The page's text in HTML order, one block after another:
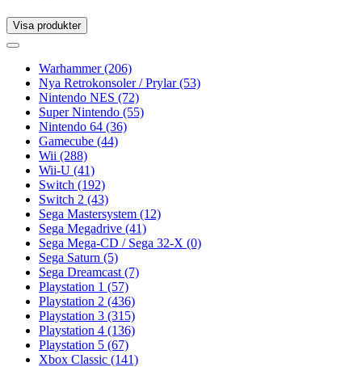
Visa produkter
Toggle
Toggle
navigationWarhammer(206)
Nya Retrokonsoler / Prylar(53)
Nintendo NES (72)
Super Nintendo (55)
Nintendo 64 (36)
Gamecube (44)
Wii (288)
Wii-U (41)
Switch (192)
Switch 2 (43)
Sega Mastersystem (12)
Sega Megadrive (41)
Sega Mega-CD / Sega 32-X (0)
Sega Saturn (5)
Sega Dreamcast (7)
Playstation 1 (57)
Playstation 2 (436)
Playstation 3 (315)
Playstation 4 (136)
Playstation 5 (67)
Xbox Classic (141)